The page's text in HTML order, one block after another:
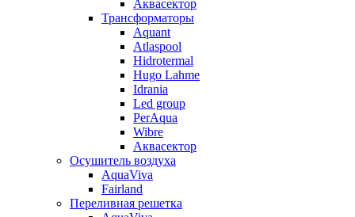
Аквасектор
Трансформаторы
Aquant
Atlaspool
Hidrotermal
Hugo Lahme
Idrania
Led group
PerAqua
Wibre
Аквасектор
Осушитель воздуха
AquaViva
Fairland
Переливная решетка